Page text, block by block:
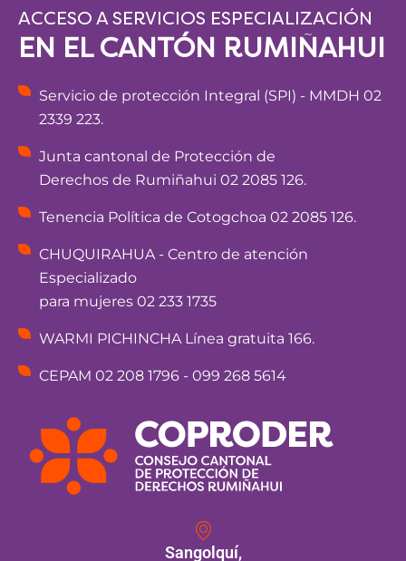
ACCESO A SERVICIOS ESPECIALIZACIÓN
EN EL CANTÓN RUMIÑAHUI
Servicio de protección Integral (SPI) - MMDH 02
2339 223.
Junta cantonal de Protección de
Derechos de Rumiñahui 02 2085 126.
Tenencia Política de Cotogchoa 02 2085 126.
CHUQUIRAHUA - Centro de atención
Especializado
para mujeres 02 233 1735
WARMI PICHINCHA Línea gratuita 166.
CEPAM 02 208 1796 - 099 268 5614
Sangolquí,